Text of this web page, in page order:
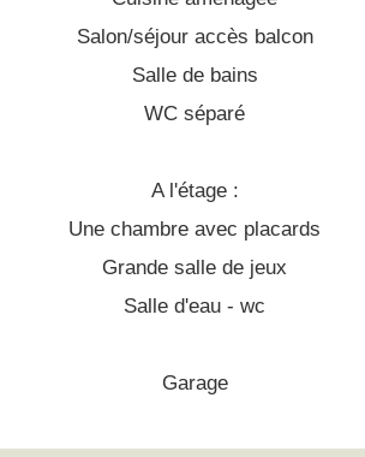
Salon/séjour accès balcon
Salle de bains
WC séparé
A l'étage :
Une chambre avec placards
Grande salle de jeux
Salle d'eau - wc
Garage